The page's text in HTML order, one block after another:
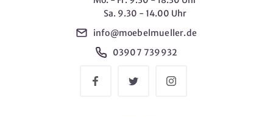
Sa. 9.30 - 14.00 Uhr
info@moebelmueller.de
03907 739932